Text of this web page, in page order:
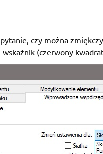
czy można
wskaźnik (czerwony